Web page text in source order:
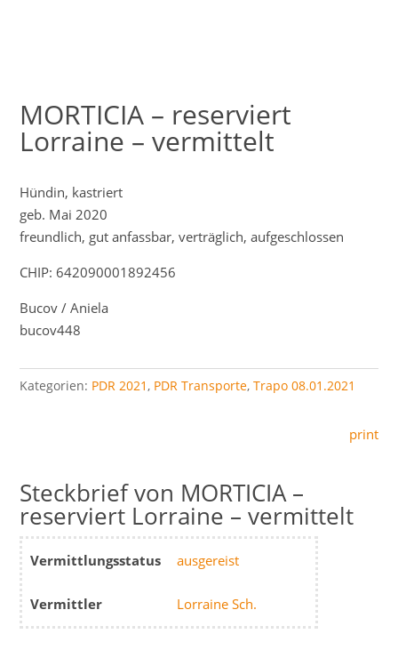
MORTICIA – reserviert
Lorraine – vermittelt
Hündin, kastriert
geb. Mai 2020
freundlich, gut anfassbar, verträglich, aufgeschlossen
CHIP: 642090001892456
Bucov / Aniela
bucov448
Kategorien: PDR 2021, PDR Transporte,Trapo 08.01.2021
print
MORTICIA –
reserviert Lorraine – vermittelt
Vermittlungsstatus ausgereist
Vermittler Lorraine Sch.